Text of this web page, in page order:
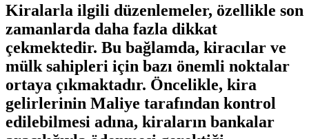
Kiralarla‍ ilgili ​düzenlemeler,‌ özellikle son
zamanlarda daha fazla dikkat
çekmektedir. Bu ⁤bağlamda, kiracılar ve
mülk sahipleri için ‌bazı önemli noktalar
ortaya çıkmaktadır. Öncelikle, kira
gelirlerinin Maliye tarafından‌ kontrol
edilebilmesi adına, kiraların bankalar